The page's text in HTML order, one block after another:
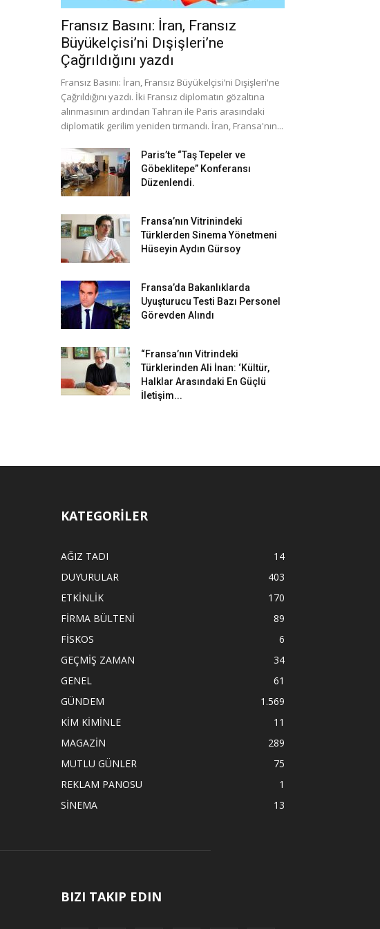
Fransız Basını: İran, Fransız
Büyükelçisi’ni Dışişleri’ne
Çağrıldığını yazdı
Fransız Basını: İran, Fransız Büyükelçisi’ni Dışişleri'ne
Çağrıldığını yazdı. İki Fransız diplomatın gözaltına
alınmasının ardından Tahran ile Paris arasındaki
diplomatik gerilim yeniden tırmandı. İran, Fransa'nın...
Paris’te “Taş Tepeler ve
Göbeklitepe” Konferansı
Düzenlendi.
Fransa’nın Vitrinindeki
Türklerden Sinema Yönetmeni
Hüseyin Aydın Gürsoy
Fransa’da Bakanlıklarda
Uyuşturucu Testi Bazı Personel
Görevden Alındı
“Fransa’nın Vitrindeki
Türklerinden Ali İnan: ‘Kültür,
Halklar Arasındaki En Güçlü
İletişim...
KATEGORİLER
AĞIZ TADI
14
DUYURULAR
403
ETKİNLİK
170
FİRMA BÜLTENİ
89
FİSKOS
6
GEÇMİŞ ZAMAN
34
GENEL
61
GÜNDEM
1.569
KİM KİMİNLE
11
MAGAZİN
289
MUTLU GÜNLER
75
REKLAM PANOSU
1
SİNEMA
13
BIZI TAKIP EDIN